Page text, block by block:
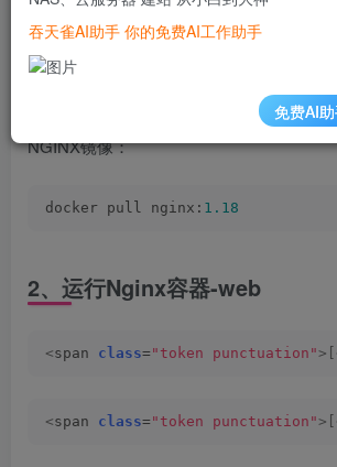
1、获取Nginx镜像
要运行容器，首先需要有相应的镜像，使
NGINX镜像：
docker pull nginx: 1.18
2、运行Nginx容器-web
<span class= "token punctuation"
<span class= "token punctuation"
吞天雀AI助手 你的免费AI工作助手
免费AI